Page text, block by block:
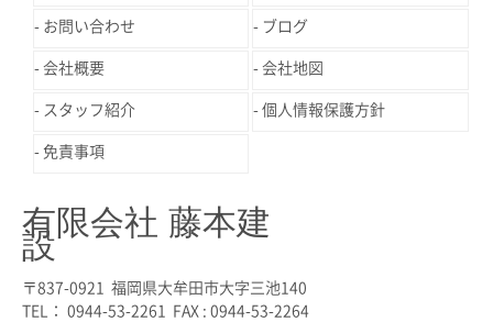
お問い合わせ ブログ
会社概要 会社地図
スタッフ紹介 個人情報保護方針
免責事項
有限会社 藤本建
設
〒837-0921 福岡県大牟田市大字三池140
TEL： 0944-53-2261 FAX : 0944-53-2264